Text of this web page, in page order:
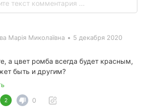
Марія Миколаївна • 5 декабря 2020
а цвет ромба всегда будет красным,
быть и другим?
2 0